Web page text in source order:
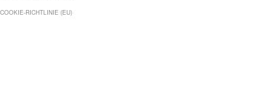
COOKIE-RICHTLINIE (EU)